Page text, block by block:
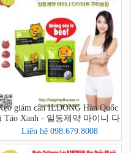
giảm cân ILDONG Hàn Quốc
Táo Xanh - 일동제약 마이니 다
이어트 구미슬림
Liên hệ 098.679.8008